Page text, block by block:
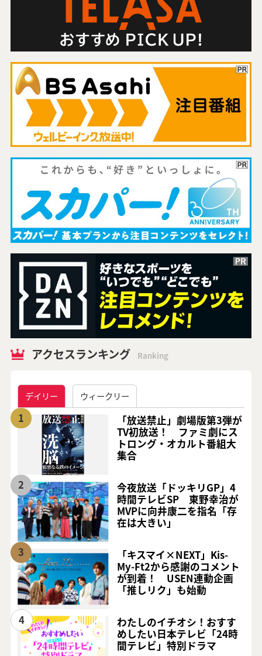
アクセスランキング Ranking
デイリー ウィークリー
1
「放送禁止」劇場版第3弾が
TV初放送！ ファミ劇にス
トロング・オカルト番組大
集合
2
今夜放送「ドッキリGP」4
時間テレビSP 東野幸治が
MVPに向井康二を指名「存
在は大きい」
3
「キスマイ×NEXT」Kis-
My-Ft2から感謝のコメント
が到着！ USEN連動企画
「推しリク」も始動
4
わたしのイチオシ！おすす
めしたい日本テレビ「24時
間テレビ」特別ドラマ